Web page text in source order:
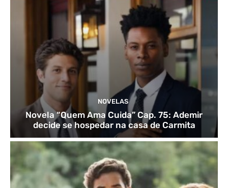
NOVELAS
Novela “Quem Ama Cuida” Cap. 75: Ademir
decide se hospedar na casa de Carmita